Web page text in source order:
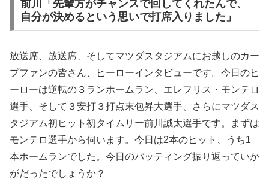
前川「先輩方がチャンスで回してくれたんで、
自分が決めるという思いで打席入りました」
放送席、放送席、そしてマツダスタジアムにお越しのカー
プファンの皆さん、ヒーローインタビューです。今日のヒ
ーローは逆転の３ランホームラン、エレフリス・モンテロ
選手、そして３安打３打点末包昇大選手、さらにマツダス
タジアム初ヒット初タイムリー前川誠太選手です。まずは
モンテロ選手から伺います。今日は2本のヒット、うち1
本ホームランでした。今日のバッティング振り返っていか
がだったでしょうか？